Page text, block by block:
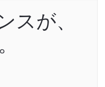
スが、